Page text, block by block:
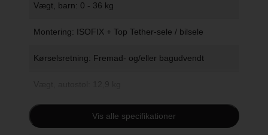
Vægt, barn: 0 - 36 kg
Montering: ISOFIX + Top Tether-sele / bilsele
Kørselsretning: Fremad- og/eller bagudvendt
Anbefalet alder: ca. 0 - 12 år (Maks højde på 150
cm)
Vis alle specifikationer